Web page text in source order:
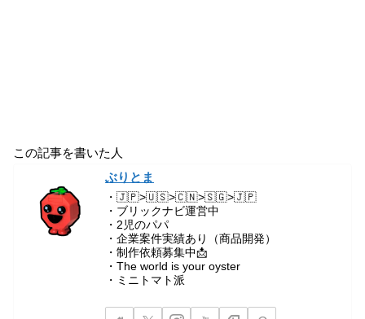
この記事を書いた人
ぶりとま
・🇯🇵>🇺🇸>🇨🇳>🇸🇬>🇯🇵
・ブリックナビ運営中
・2児のパパ
・企業案件実績あり（商品開発）
・制作依頼募集中📩
・The world is your oyster
・ミニトマト派